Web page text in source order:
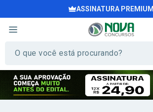
ASSINATURA PREMIUM